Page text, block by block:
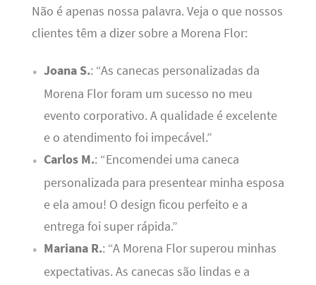
Não é apenas nossa palavra. Veja o que nossos
clientes têm a dizer sobre a Morena Flor:
Joana S.: “As canecas personalizadas da
Morena Flor foram um sucesso no meu
evento corporativo. A qualidade é excelente
e o atendimento foi impecável.”
Carlos M.: “Encomendei uma caneca
personalizada para presentear minha esposa
e ela amou! O design ficou perfeito e a
entrega foi super rápida.”
Mariana R.: “A Morena Flor superou minhas
expectativas. As canecas são lindas e a